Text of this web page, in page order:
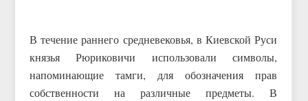
В течение раннего средневековья, в Киевской Руси
князья Рюриковичи использовали символы,
напоминающие тамги, для обозначения прав
собственности на различные предметы. В